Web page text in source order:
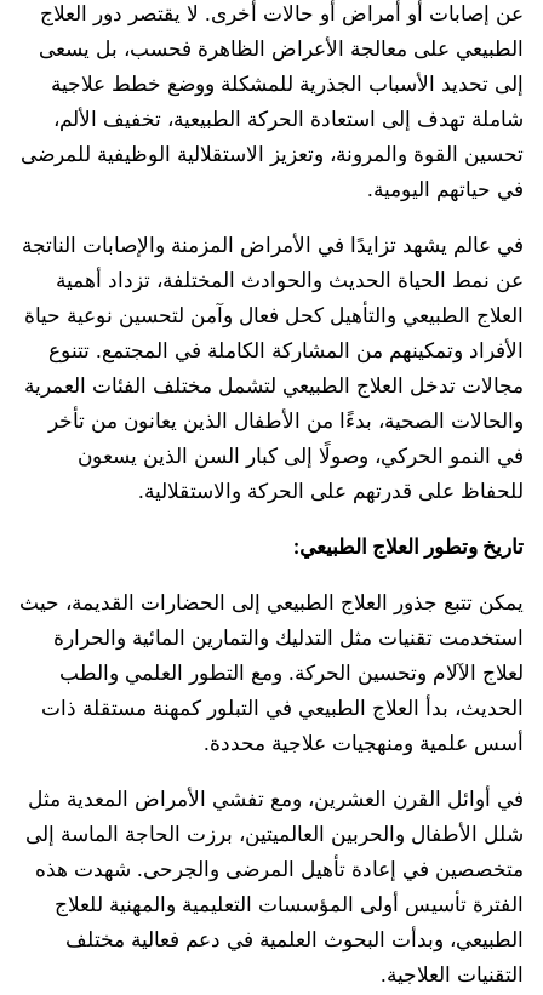
عن إصابات أو أمراض أو حالات أخرى. لا يقتصر دور العلاج
الطبيعي على معالجة الأعراض الظاهرة فحسب، بل يسعى
إلى تحديد الأسباب الجذرية للمشكلة ووضع خطط علاجية
شاملة تهدف إلى استعادة الحركة الطبيعية، تخفيف الألم،
تحسين القوة والمرونة، وتعزيز الاستقلالية الوظيفية للمرضى
في حياتهم اليومية.
في عالم يشهد تزايدًا في الأمراض المزمنة والإصابات الناتجة
عن نمط الحياة الحديث والحوادث المختلفة، تزداد أهمية
العلاج الطبيعي والتأهيل كحل فعال وآمن لتحسين نوعية حياة
الأفراد وتمكينهم من المشاركة الكاملة في المجتمع. تتنوع
مجالات تدخل العلاج الطبيعي لتشمل مختلف الفئات العمرية
والحالات الصحية، بدءًا من الأطفال الذين يعانون من تأخر
في النمو الحركي، وصولًا إلى كبار السن الذين يسعون
للحفاظ على قدرتهم على الحركة والاستقلالية.
تاريخ وتطور العلاج الطبيعي:
يمكن تتبع جذور العلاج الطبيعي إلى الحضارات القديمة، حيث
استخدمت تقنيات مثل التدليك والتمارين المائية والحرارة
لعلاج الآلام وتحسين الحركة. ومع التطور العلمي والطب
الحديث، بدأ العلاج الطبيعي في التبلور كمهنة مستقلة ذات
أسس علمية ومنهجيات علاجية محددة.
في أوائل القرن العشرين، ومع تفشي الأمراض المعدية مثل
شلل الأطفال والحربين العالميتين، برزت الحاجة الماسة إلى
متخصصين في إعادة تأهيل المرضى والجرحى. شهدت هذه
الفترة تأسيس أولى المؤسسات التعليمية والمهنية للعلاج
الطبيعي، وبدأت البحوث العلمية في دعم فعالية مختلف
التقنيات العلاجية.